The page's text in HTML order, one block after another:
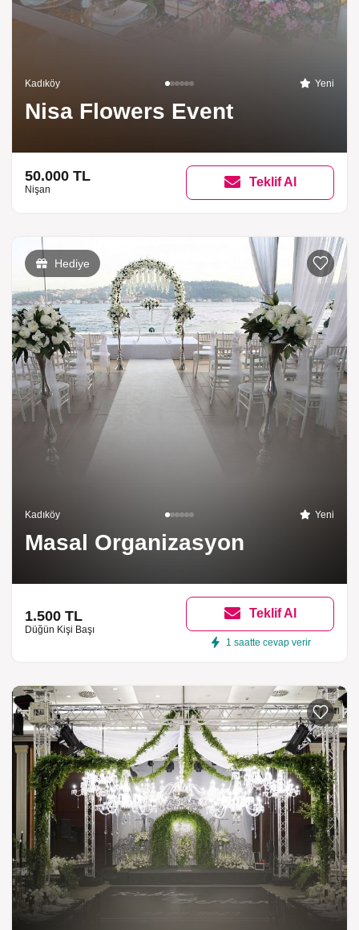
Kadıköy Yeni
Nisa Flowers Event
50.000 TL
Nişan
Teklif Al
Hediye
Kadıköy Yeni
Masal Organizasyon
1.500 TL
Düğün Kişi Başı
Teklif Al
1 saatte cevap verir